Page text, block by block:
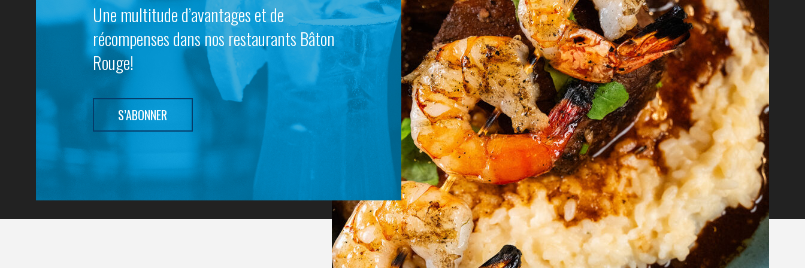
Une multitude d’avantages et de
récompenses dans nos restaurants Bâton
Rouge!
S’ABONNER